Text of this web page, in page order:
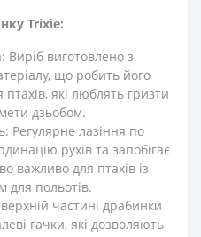
Trixie:
виготовлено з
що робить його
які люблять гризти
дзьобом.
Регулярне лазіння по
рухів та запобігає
важливо для птахів із
польотів.
частині драбинки
гачки, які дозволяють